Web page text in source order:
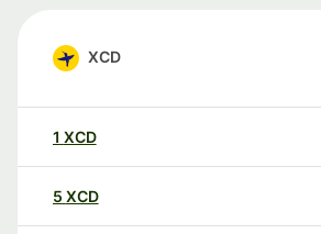
XCD
1 XCD
5 XCD